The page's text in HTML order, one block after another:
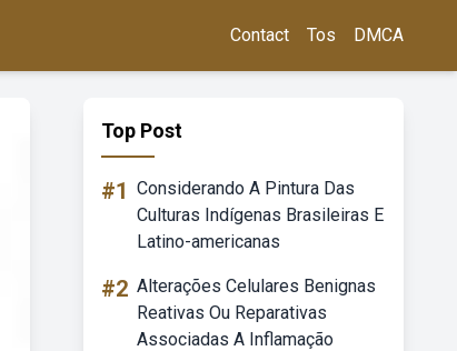
Contact Tos DMCA
Top Post
#1 Considerando A Pintura Das
Culturas Indígenas Brasileiras E
Latino-americanas
#2 Alterações Celulares Benignas
Reativas Ou Reparativas
Associadas A Inflamação